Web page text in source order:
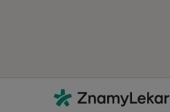
Kontakt
ZnamyLekar - Hlavní stránka